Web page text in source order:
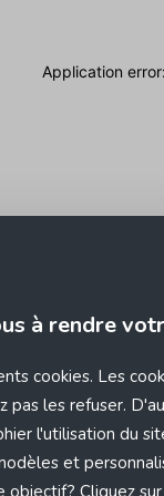
à rendre
cookies. Les
pas les refuser.
l'utilisation du
et
objectif? Cliquez
Application